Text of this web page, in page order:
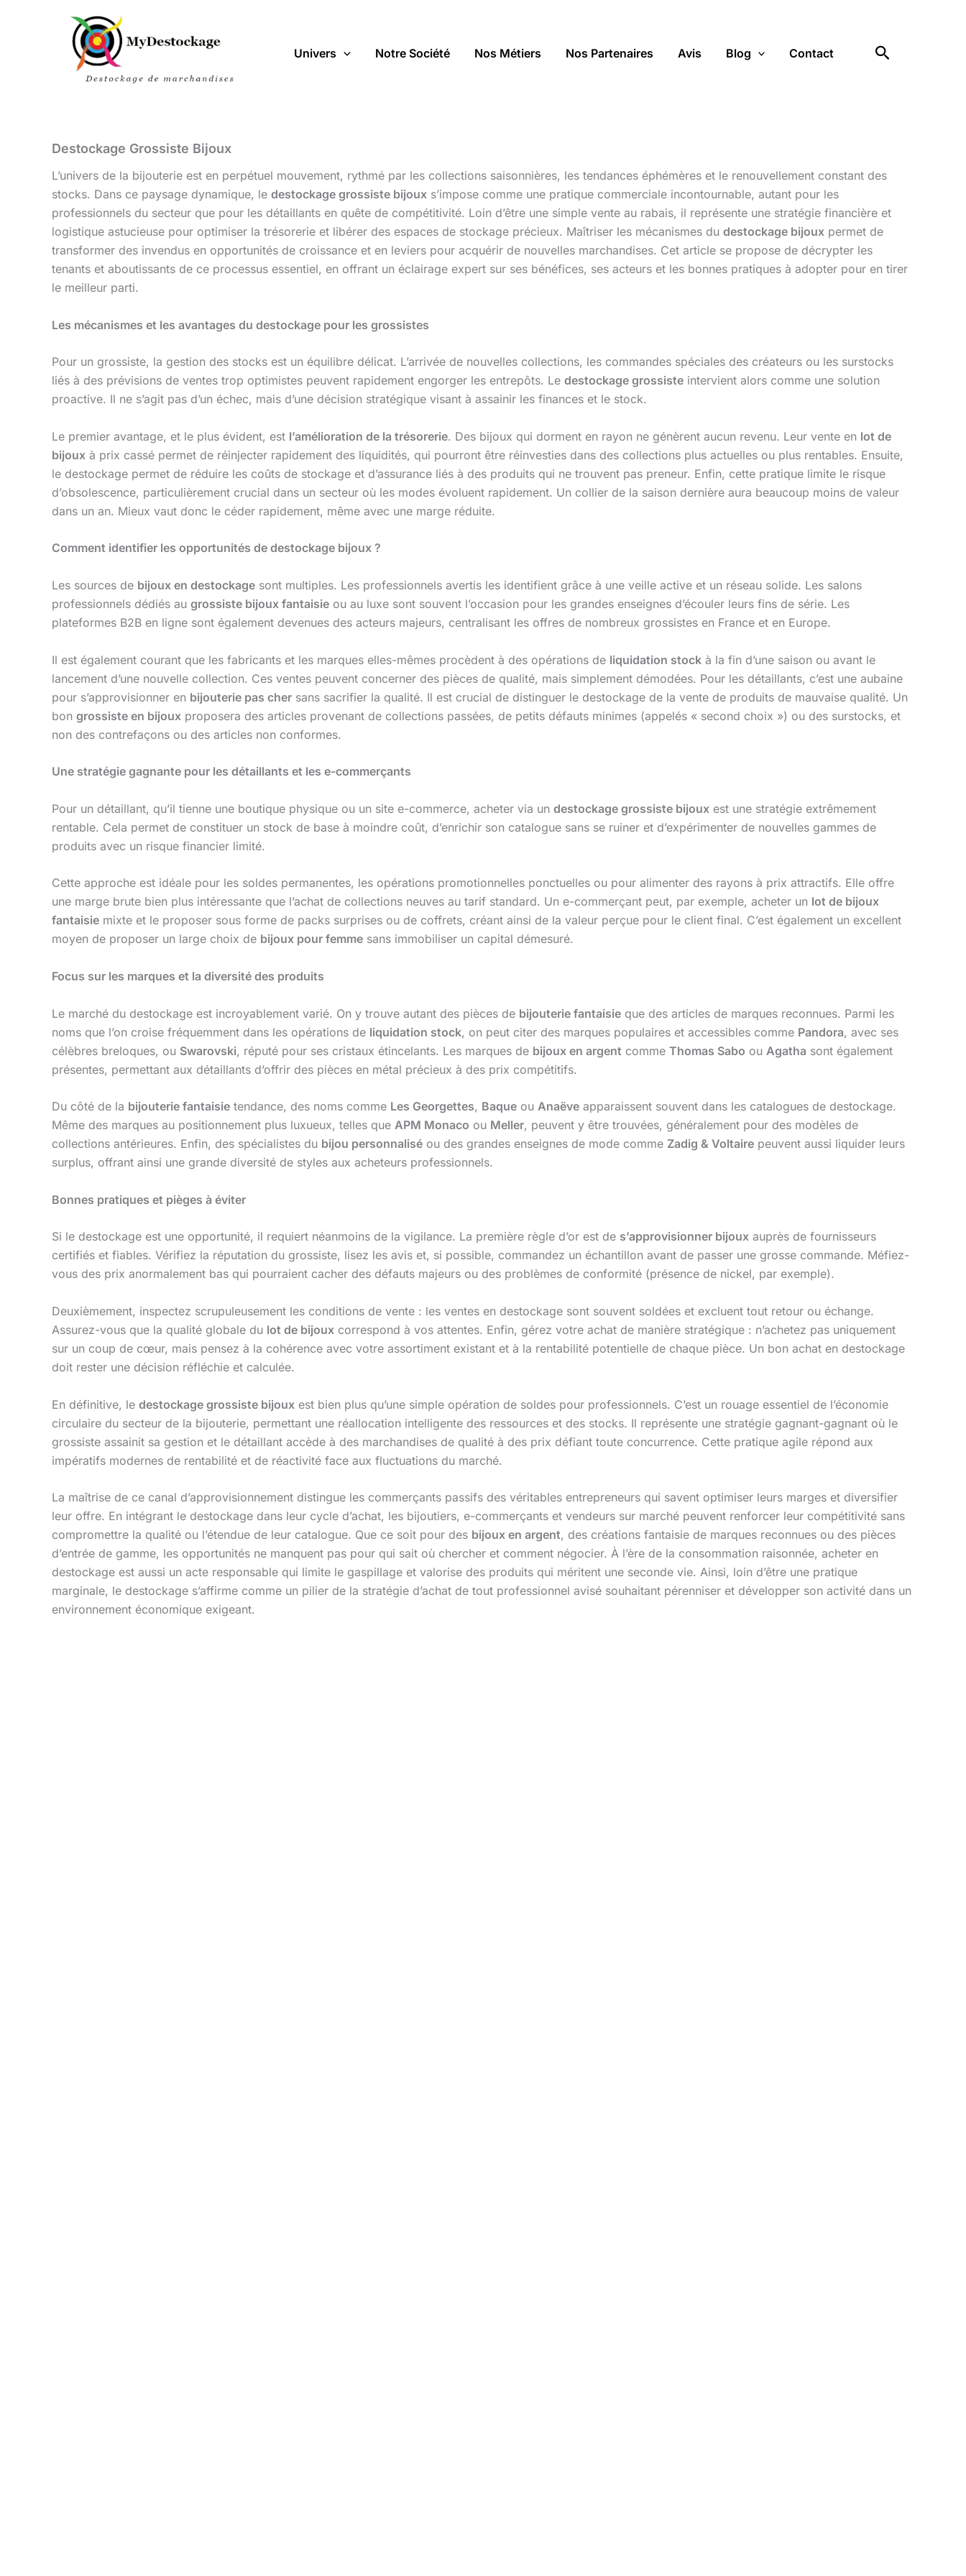
Univers Notre Société Nos Métiers Nos Partenaires Avis Blog Contact Rechercher
Destockage Grossiste Bijoux
L’univers de la bijouterie est en perpétuel mouvement, rythmé par les collections saisonnières, les tendances éphémères et le renouvellement constant des
stocks. Dans ce paysage dynamique, le destockage grossiste bijoux s’impose comme une pratique commerciale incontournable, autant pour les
professionnels du secteur que pour les détaillants en quête de compétitivité. Loin d’être une simple vente au rabais, il représente une stratégie financière et
logistique astucieuse pour optimiser la trésorerie et libérer des espaces de stockage précieux. Maîtriser les mécanismes du destockage bijoux permet de
transformer des invendus en opportunités de croissance et en leviers pour acquérir de nouvelles marchandises. Cet article se propose de décrypter les
tenants et aboutissants de ce processus essentiel, en offrant un éclairage expert sur ses bénéfices, ses acteurs et les bonnes pratiques à adopter pour en tirer
le meilleur parti.
Les mécanismes et les avantages du destockage pour les grossistes
Pour un grossiste, la gestion des stocks est un équilibre délicat. L’arrivée de nouvelles collections, les commandes spéciales des créateurs ou les surstocks
liés à des prévisions de ventes trop optimistes peuvent rapidement engorger les entrepôts. Le destockage grossiste intervient alors comme une solution
proactive. Il ne s’agit pas d’un échec, mais d’une décision stratégique visant à assainir les finances et le stock.
Le premier avantage, et le plus évident, est l’amélioration de la trésorerie. Des bijoux qui dorment en rayon ne génèrent aucun revenu. Leur vente en lot de
bijoux à prix cassé permet de réinjecter rapidement des liquidités, qui pourront être réinvesties dans des collections plus actuelles ou plus rentables. Ensuite,
le destockage permet de réduire les coûts de stockage et d’assurance liés à des produits qui ne trouvent pas preneur. Enfin, cette pratique limite le risque
d’obsolescence, particulièrement crucial dans un secteur où les modes évoluent rapidement. Un collier de la saison dernière aura beaucoup moins de valeur
dans un an. Mieux vaut donc le céder rapidement, même avec une marge réduite.
Comment identifier les opportunités de destockage bijoux ?
Les sources de bijoux en destockage sont multiples. Les professionnels avertis les identifient grâce à une veille active et un réseau solide. Les salons
professionnels dédiés au grossiste bijoux fantaisie ou au luxe sont souvent l’occasion pour les grandes enseignes d’écouler leurs fins de série. Les
plateformes B2B en ligne sont également devenues des acteurs majeurs, centralisant les offres de nombreux grossistes en France et en Europe.
Il est également courant que les fabricants et les marques elles-mêmes procèdent à des opérations de liquidation stock à la fin d’une saison ou avant le
lancement d’une nouvelle collection. Ces ventes peuvent concerner des pièces de qualité, mais simplement démodées. Pour les détaillants, c’est une aubaine
pour s’approvisionner en bijouterie pas cher sans sacrifier la qualité. Il est crucial de distinguer le destockage de la vente de produits de mauvaise qualité. Un
bon grossiste en bijoux proposera des articles provenant de collections passées, de petits défauts minimes (appelés « second choix ») ou des surstocks, et
non des contrefaçons ou des articles non conformes.
Une stratégie gagnante pour les détaillants et les e-commerçants
Pour un détaillant, qu’il tienne une boutique physique ou un site e-commerce, acheter via un destockage grossiste bijoux est une stratégie extrêmement
rentable. Cela permet de constituer un stock de base à moindre coût, d’enrichir son catalogue sans se ruiner et d’expérimenter de nouvelles gammes de
produits avec un risque financier limité.
Cette approche est idéale pour les soldes permanentes, les opérations promotionnelles ponctuelles ou pour alimenter des rayons à prix attractifs. Elle offre
une marge brute bien plus intéressante que l’achat de collections neuves au tarif standard. Un e-commerçant peut, par exemple, acheter un lot de bijoux
fantaisie mixte et le proposer sous forme de packs surprises ou de coffrets, créant ainsi de la valeur perçue pour le client final. C’est également un excellent
moyen de proposer un large choix de bijoux pour femme sans immobiliser un capital démesuré.
Focus sur les marques et la diversité des produits
Le marché du destockage est incroyablement varié. On y trouve autant des pièces de bijouterie fantaisie que des articles de marques reconnues. Parmi les
noms que l’on croise fréquemment dans les opérations de liquidation stock, on peut citer des marques populaires et accessibles comme Pandora, avec ses
célèbres breloques, ou Swarovski, réputé pour ses cristaux étincelants. Les marques de bijoux en argent comme Thomas Sabo ou Agatha sont également
présentes, permettant aux détaillants d’offrir des pièces en métal précieux à des prix compétitifs.
Du côté de la bijouterie fantaisie tendance, des noms comme Les Georgettes, Baque ou Anaëve apparaissent souvent dans les catalogues de destockage.
Même des marques au positionnement plus luxueux, telles que APM Monaco ou Meller, peuvent y être trouvées, généralement pour des modèles de
collections antérieures. Enfin, des spécialistes du bijou personnalisé ou des grandes enseignes de mode comme Zadig & Voltaire peuvent aussi liquider leurs
surplus, offrant ainsi une grande diversité de styles aux acheteurs professionnels.
Bonnes pratiques et pièges à éviter
Si le destockage est une opportunité, il requiert néanmoins de la vigilance. La première règle d’or est de s’approvisionner bijoux auprès de fournisseurs
certifiés et fiables. Vérifiez la réputation du grossiste, lisez les avis et, si possible, commandez un échantillon avant de passer une grosse commande. Méfiez-
vous des prix anormalement bas qui pourraient cacher des défauts majeurs ou des problèmes de conformité (présence de nickel, par exemple).
Deuxièmement, inspectez scrupuleusement les conditions de vente : les ventes en destockage sont souvent soldées et excluent tout retour ou échange.
Assurez-vous que la qualité globale du lot de bijoux correspond à vos attentes. Enfin, gérez votre achat de manière stratégique : n’achetez pas uniquement
sur un coup de cœur, mais pensez à la cohérence avec votre assortiment existant et à la rentabilité potentielle de chaque pièce. Un bon achat en destockage
doit rester une décision réfléchie et calculée.
En définitive, le destockage grossiste bijoux est bien plus qu’une simple opération de soldes pour professionnels. C’est un rouage essentiel de l’économie
circulaire du secteur de la bijouterie, permettant une réallocation intelligente des ressources et des stocks. Il représente une stratégie gagnant-gagnant où le
grossiste assainit sa gestion et le détaillant accède à des marchandises de qualité à des prix défiant toute concurrence. Cette pratique agile répond aux
impératifs modernes de rentabilité et de réactivité face aux fluctuations du marché.
La maîtrise de ce canal d’approvisionnement distingue les commerçants passifs des véritables entrepreneurs qui savent optimiser leurs marges et diversifier
leur offre. En intégrant le destockage dans leur cycle d’achat, les bijoutiers, e-commerçants et vendeurs sur marché peuvent renforcer leur compétitivité sans
compromettre la qualité ou l’étendue de leur catalogue. Que ce soit pour des bijoux en argent, des créations fantaisie de marques reconnues ou des pièces
d’entrée de gamme, les opportunités ne manquent pas pour qui sait où chercher et comment négocier. À l’ère de la consommation raisonnée, acheter en
destockage est aussi un acte responsable qui limite le gaspillage et valorise des produits qui méritent une seconde vie. Ainsi, loin d’être une pratique
marginale, le destockage s’affirme comme un pilier de la stratégie d’achat de tout professionnel avisé souhaitant pérenniser et développer son activité dans un
environnement économique exigeant.